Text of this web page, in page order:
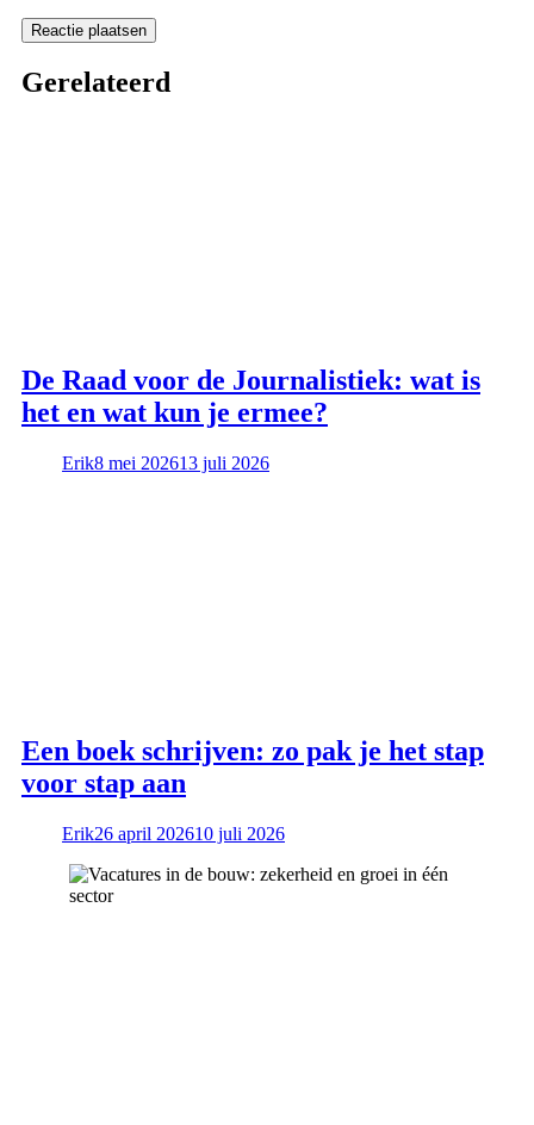
Gerelateerd
De Raad voor de Journalistiek: wat is
het en wat kun je ermee?
Erik8 mei 202613 juli 2026
Een boek schrijven: zo pak je het stap
voor stap aan
Erik26 april 202610 juli 2026